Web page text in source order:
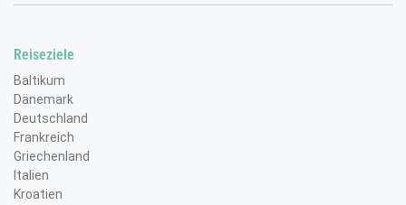
unseren Status nehmen wir dich mit auf unsere
Reisen...
Scanne den CR-Code mit deinem Handy,
speichere uns als Kontakt ab und lege los!
Reiseziele
Baltikum
Dänemark
Deutschland
Frankreich
Griechenland
Italien
Kroatien